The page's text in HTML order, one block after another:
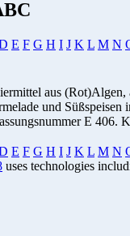
E F G H I J K L M N
aus (Rot)Algen,
und Süßspeisen
E 406.
E F G H I J K L M N
uses technologies